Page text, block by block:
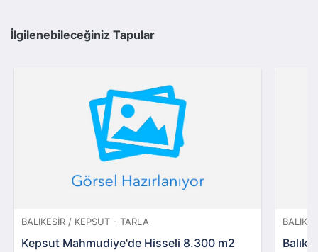
İlgilenebileceğiniz Tapular
BALIKESIR / KEPSUT - TARLA
Kepsut Mahmudiye'de Hisseli 8.300 m2